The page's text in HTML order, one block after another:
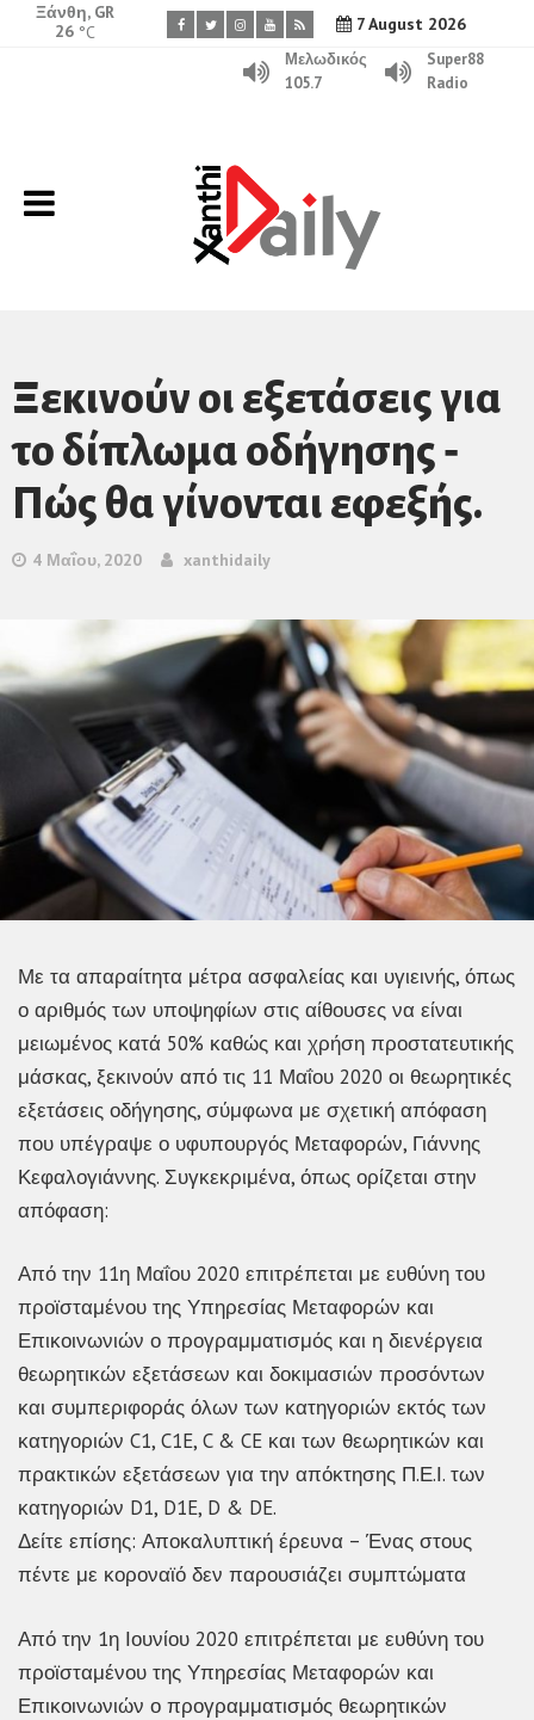
7 August 2026
Ξάνθη, GR
26 °C
Μελωδικός
105.7
Super88
Radio
Ξεκινούν οι εξετάσεις για
το δίπλωμα οδήγησης ‑
Πώς θα γίνονται εφεξής.
4 Μαΐου, 2020 xanthidaily
Με τα απαραίτητα μέτρα ασφαλείας και υγιεινής, όπως
ο αριθμός των υποψηφίων στις αίθουσες να είναι
μειωμένος κατά 50% καθώς και χρήση προστατευτικής
μάσκας, ξεκινούν από τις 11 Μαΐου 2020 οι θεωρητικές
εξετάσεις οδήγησης, σύμφωνα με σχετική απόφαση
που υπέγραψε ο υφυπουργός Μεταφορών, Γιάννης
Κεφαλογιάννης. Συγκεκριμένα, όπως ορίζεται στην
απόφαση:
Από την 11η Μαΐου 2020 επιτρέπεται με ευθύνη του
προϊσταμένου της Υπηρεσίας Μεταφορών και
Επικοινωνιών ο προγραμματισμός και η διενέργεια
θεωρητικών εξετάσεων και δοκιµασιών προσόντων
και συμπεριφοράς όλων των κατηγοριών εκτός των
κατηγοριών C1, C1E, C & CE και των θεωρητικών και
πρακτικών εξετάσεων για την απόκτησης Π.Ε.Ι. των
κατηγοριών D1, D1E, D & DE.
Δείτε επίσης: Αποκαλυπτική έρευνα – Ένας στους
πέντε με κοροναϊό δεν παρουσιάζει συμπτώματα
Από την 1η Ιουνίου 2020 επιτρέπεται με ευθύνη του
προϊσταμένου της Υπηρεσίας Μεταφορών και
Επικοινωνιών ο προγραμματισμός θεωρητικών